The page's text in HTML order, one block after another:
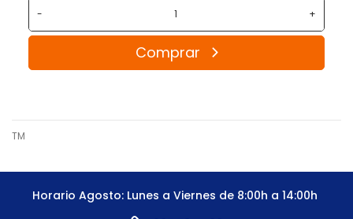
- +
Comprar
TM
Horario Agosto: Lunes a Viernes de 8:00h a 14:00h